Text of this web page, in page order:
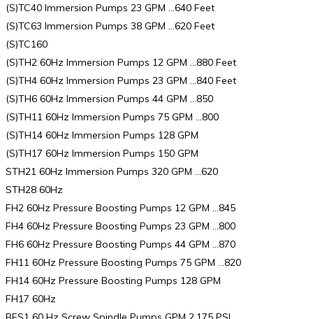
(S)TC40 Immersion Pumps 23 GPM …640 Feet
(S)TC63 Immersion Pumps 38 GPM …620 Feet
(S)TC160
(S)TH2 60Hz Immersion Pumps 12 GPM …880 Feet
(S)TH4 60Hz Immersion Pumps 23 GPM …840 Feet
(S)TH6 60Hz Immersion Pumps 44 GPM …850
(S)TH11 60Hz Immersion Pumps 75 GPM …800
(S)TH14 60Hz Immersion Pumps 128 GPM
(S)TH17 60Hz Immersion Pumps 150 GPM
STH21 60Hz Immersion Pumps 320 GPM …620
STH28 60Hz
FH2 60Hz Pressure Boosting Pumps 12 GPM …845
FH4 60Hz Pressure Boosting Pumps 23 GPM …800
FH6 60Hz Pressure Boosting Pumps 44 GPM …870
FH11 60Hz Pressure Boosting Pumps 75 GPM …820
FH14 60Hz Pressure Boosting Pumps 128 GPM
FH17 60Hz